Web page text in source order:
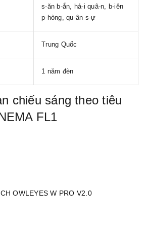
s-ăn b-ắn, hả-i quâ-n, b-iên
p-hòng, qu-ân s-ự
Trung Quốc
1 năm đèn
chiếu sáng theo tiêu
FL1
OWLEYES W PRO V2.0